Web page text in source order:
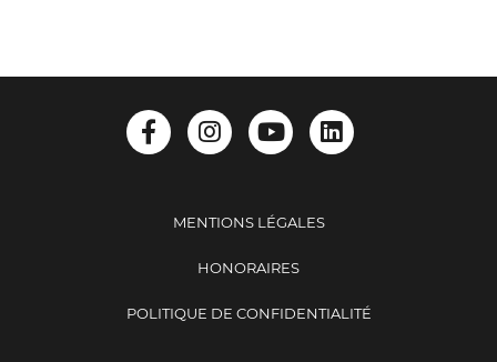
MENTIONS LÉGALES
HONORAIRES
POLITIQUE DE CONFIDENTIALITÉ